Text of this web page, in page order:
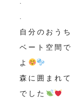
.
自分のおう
ベート空間で
よ
森に囲まれ
でした